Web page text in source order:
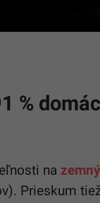
%
na
Prieskum